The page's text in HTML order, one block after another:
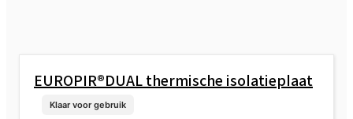
EUROPIR®DUAL thermische isolatieplaat
Klaar voor gebruik